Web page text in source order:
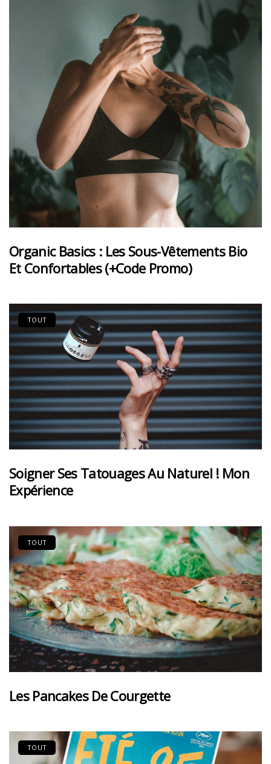
Organic Basics : Les Sous-Vêtements Bio
Et Confortables (+code Promo)
TOUT
Soigner Ses Tatouages Au Naturel ! Mon
Expérience
TOUT
Les Pancakes De Courgette
TOUT